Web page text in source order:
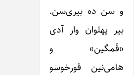
و سن ده بیری‌سن.
بیر پهلوان وار آدی
«قَمگین» و
هامی‌نین قورخوسو